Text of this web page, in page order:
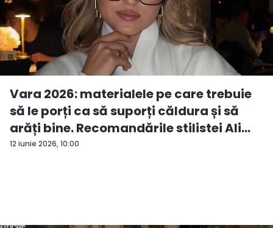
12 iunie 2026, 10:00
Vara 2026: materialele pe care trebuie
să le porți ca să suporți căldura și să
arăți bine. Recomandările stilistei Ali...